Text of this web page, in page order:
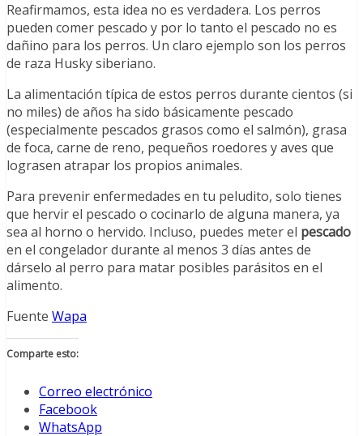
Reafirmamos, esta idea no es verdadera. Los perros
pueden comer pescado y por lo tanto el pescado no es
dañino para los perros. Un claro ejemplo son los perros
de raza Husky siberiano.
La alimentación típica de estos perros durante cientos (si
no miles) de años ha sido básicamente pescado
(especialmente pescados grasos como el salmón), grasa
de foca, carne de reno, pequeños roedores y aves que
lograsen atrapar los propios animales.
Para prevenir enfermedades en tu peludito, solo tienes
que hervir el pescado o cocinarlo de alguna manera, ya
sea al horno o hervido. Incluso, puedes meter el pescado
en el congelador durante al menos 3 días antes de
dárselo al perro para matar posibles parásitos en el
alimento.
Fuente Wapa
Comparte esto:
Correo electrónico
Facebook
WhatsApp